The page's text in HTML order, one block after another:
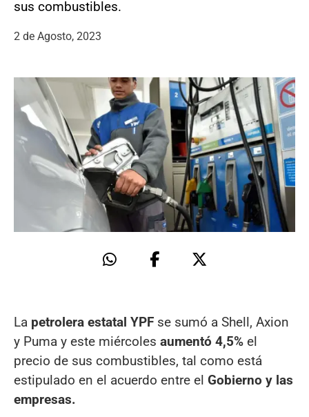
sus combustibles.
2 de Agosto, 2023
La petrolera estatal YPF se sumó a Shell, Axion
y Puma y este miércoles aumentó 4,5% el
precio de sus combustibles, tal como está
estipulado en el acuerdo entre el Gobierno y las
empresas.